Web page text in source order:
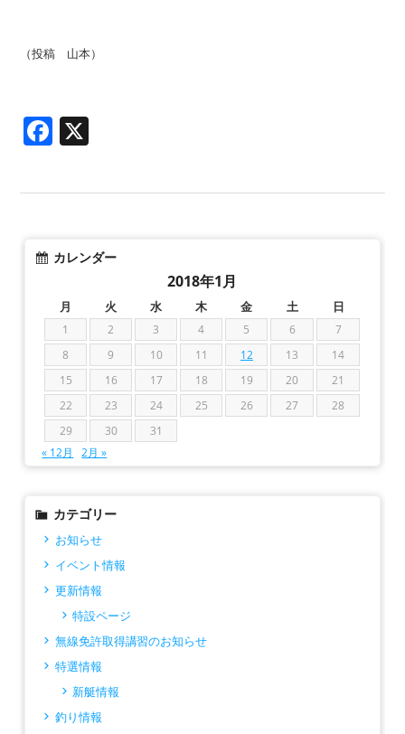
（投稿 山本）
Facebook
カレンダー
2018年1月
月 火 水 木 金 土 日
1 2 3 4 5 6
7
8
9 10 11 12 13
14
15
16 17 18 19 20
21
22
23 24 25 26 27
28
29
30
31
« 12月
2月 »
カテゴリー
お知らせ
イベント情報
更新情報
特設ページ
無線免許取得講習のお知らせ
特選情報
新艇情報
釣り情報